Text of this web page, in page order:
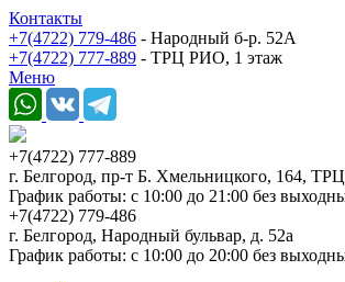
Контакты
+7(4722) 779-486 - Народный б-р. 52А
+7(4722) 777-889 - ТРЦ РИО, 1 этаж
Меню
+7(4722) 777-889
г. Белгород, пр-т Б. Хмельницкого, 164,
График работы: с 10:00 до 21:00 без
+7(4722) 779-486
г. Белгород, Народный бульвар, д. 52а
График работы: с 10:00 до 20:00 без